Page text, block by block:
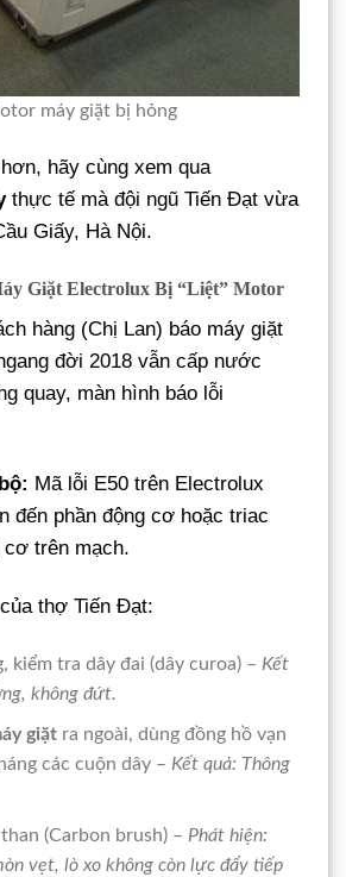
máy giặt bị hỏng
hãy cùng xem qua
thực tế mà đội ngũ Tiến Đạt vừa
Giấy, Hà Nội.
Giặt Electrolux Bị “Liệt” Motor
hàng (Chị Lan) báo máy giặt
đời 2018 vẫn cấp nước
quay, màn hình báo lỗi
Mã lỗi E50 trên Electrolux
đến phần động cơ hoặc triac
cơ trên mạch.
thợ Tiến Đạt:
kiểm tra dây đai (dây curoa) – Kết
không đứt.
giặtra ngoài, dùng đồng hồ vạn
các cuộn dây – Kết quả: Thông
(Carbon brush) – Phát hiện:
vẹt, lò xo không còn lực đẩy tiếp